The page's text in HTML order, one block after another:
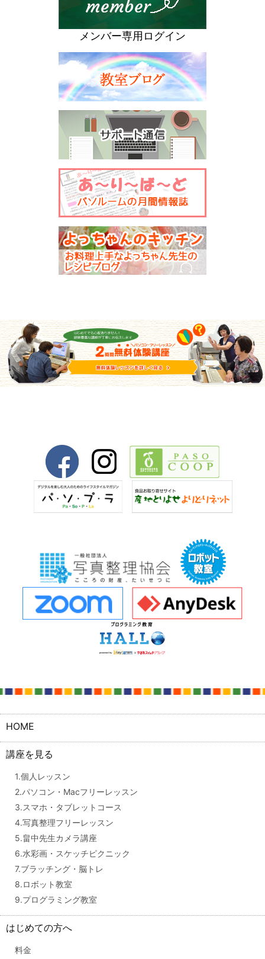
メンバー専用ログイン
HOME
講座を見る
1.個人レッスン
2.パソコン・Macフリーレッスン
3.スマホ・タブレットコース
4.写真整理フリーレッスン
5.畠中先生カメラ講座
6.水彩画・スケッチピクニック
7.ブラッチング・脳トレ
8.ロボット教室
9.プログラミング教室
はじめての方へ
料金